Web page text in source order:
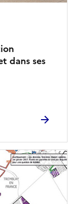
dans ses